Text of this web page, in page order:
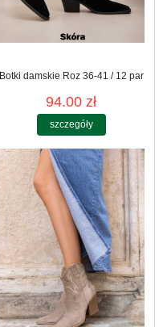
Botki damskie Roz 36-41 / 12 par
94.00 zł
szczegóły